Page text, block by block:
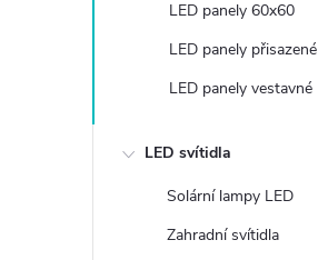
LED panely 60x60
LED panely přisazené
LED panely vestavné
LED svítidla
Solární lampy LED
Zahradní svítidla